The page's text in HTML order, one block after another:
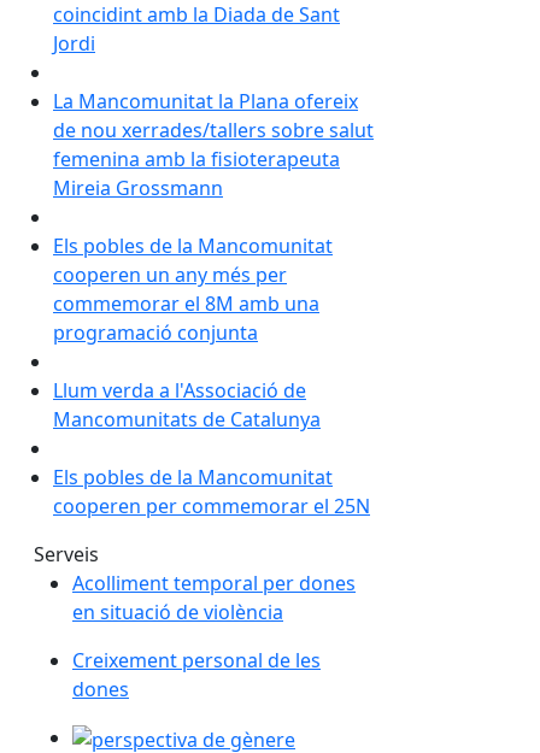
coincidint amb la Diada de Sant
Jordi
La Mancomunitat la Plana ofereix
de nou xerrades/tallers sobre salut
femenina amb la fisioterapeuta
Mireia Grossmann
Els pobles de la Mancomunitat
cooperen un any més per
commemorar el 8M amb una
programació conjunta
Llum verda a l'Associació de
Mancomunitats de Catalunya
Els pobles de la Mancomunitat
cooperen per commemorar el 25N
Serveis
Acolliment temporal per dones
en situació de violència
Creixement personal de les
dones
Manual per incorporar la perspectiva de gènere